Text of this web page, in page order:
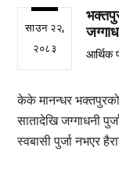
साउन २२,
२०८३
आर्थिक
केके मानन्धर
सातादेखि जग्गाधनी
स्वबासी पुर्जा नभएर